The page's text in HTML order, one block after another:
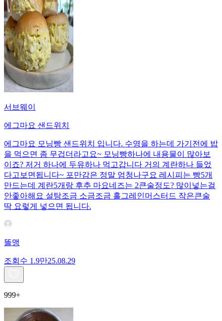
서브웨이
에그마요 샌드위치
에그마요 모닝빵 샌드위치 입니다. 수영을 하는데 가기전에 밥
을 먹으면 좀 무겁더라고요~ 모닝빵하나에 내용물이 많아보
이죠? 저거 하나에 두유하나 먹고갑니다 거의 계란하나 들었
다고보면됩니다~ 포만감은 정말 엄청나구요 레시피는 빵5개
만드는데 계란5개랑 후추 마요네즈는 2큰술정도? 많이넣는걸
안좋아해요 설탕조금 소금조금 홀그레인머스터드 작은큰술
딱 요렇게 넣으면 됩니다.
똘맹
조회수 1.9만25.08.29
999+